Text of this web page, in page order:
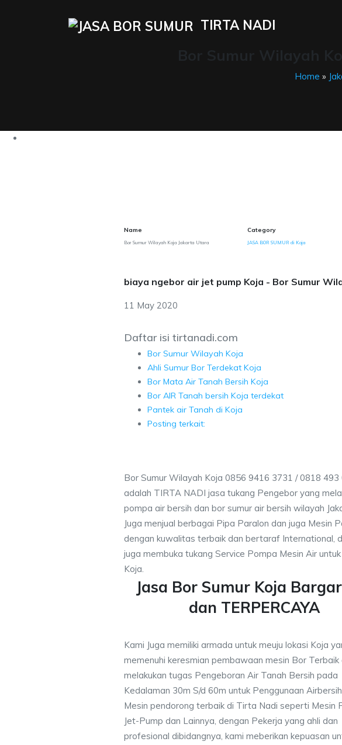
TIRTA NADI
Home »
Name
Bor Sumur Wilayah Koja Jakarta Utara
Category
JASA BOR SUMUR di Koja
biaya ngebor air jet pump Koja - Bor Sumur
11 May 2020
Daftar isi tirtanadi.com
Bor Sumur Wilayah Koja
Ahli Sumur Bor Terdekat Koja
Bor Mata Air Tanah Bersih Koja
Bor AIR Tanah bersih Koja terdekat
Pantek air Tanah di Koja
Posting terkait:
Bor Sumur Wilayah Koja 0856 9416 3731 / 0818 493
adalah TIRTA NADI jasa tukang Pengebor yang
pompa air bersih dan bor sumur air bersih wilayah
Juga menjual berbagai Pipa Paralon dan juga Mesin
dengan kuwalitas terbaik dan bertaraf International,
juga membuka tukang Service Pompa Mesin Air
Koja.
Jasa Bor Sumur Koja
dan TERPERCAYA
Kami Juga memiliki armada untuk meuju lokasi Koja
memenuhi keresmian pembawaan mesin Bor Terbaik
melakukan tugas Pengeboran Air Tanah Bersih pada
Kedalaman 30m S/d 60m untuk Penggunaan
Mesin pendorong terbaik di Tirta Nadi seperti Mesin
Jet-Pump dan Lainnya, dengan Pekerja yang ahli dan
profesional dibidangnya, kami meberikan kepuasan